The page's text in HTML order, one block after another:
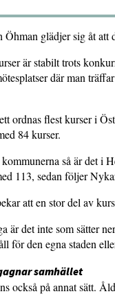
glädjer sig åt att
är stabilt trots
där man
ordnas flest kurser i
84 kurser.
så är det i
113, sedan följer
att en stor del av
är det inte som sätter
för den egna staden
samhället
också på annat sätt.